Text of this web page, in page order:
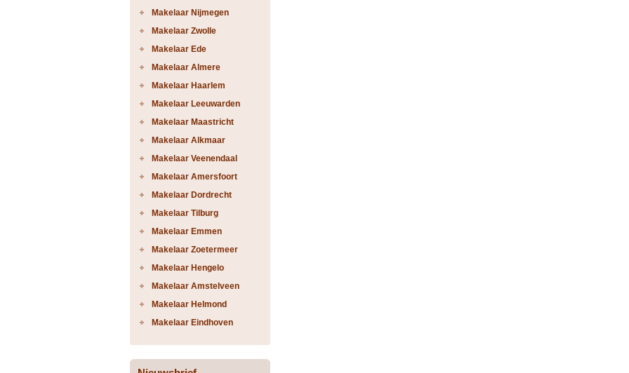
Makelaar Nijmegen
Makelaar Zwolle
Makelaar Ede
Makelaar Almere
Makelaar Haarlem
Makelaar Leeuwarden
Makelaar Maastricht
Makelaar Alkmaar
Makelaar Veenendaal
Makelaar Amersfoort
Makelaar Dordrecht
Makelaar Tilburg
Makelaar Emmen
Makelaar Zoetermeer
Makelaar Hengelo
Makelaar Amstelveen
Makelaar Helmond
Makelaar Eindhoven